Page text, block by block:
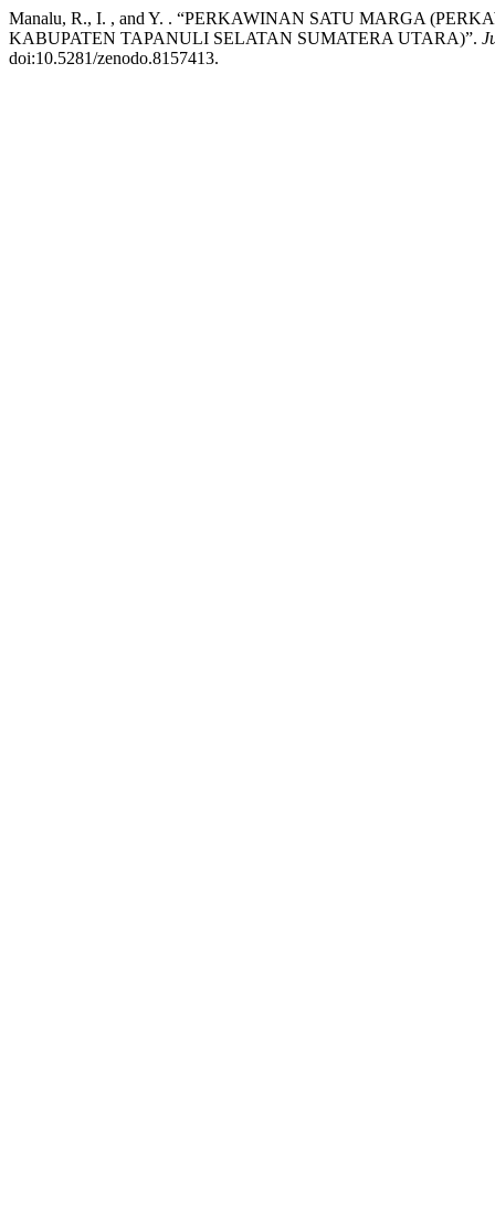
Manalu, R., I. , and Y. . “PERKAWINAN SATU MARGA
KABUPATEN TAPANULI SELATAN SUMATERA UTARA)”.
doi:10.5281/zenodo.8157413.